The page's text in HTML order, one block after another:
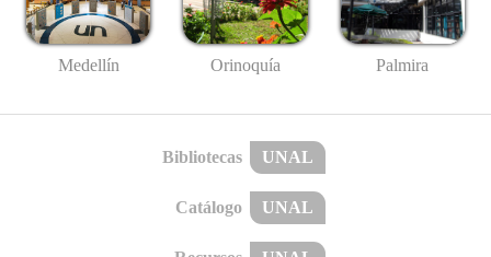
Medellín Orinoquía Palmira
Bibliotecas UNAL
Catálogo UNAL